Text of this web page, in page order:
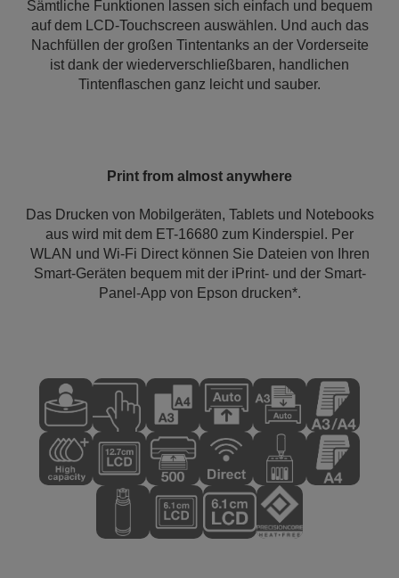
Sämtliche Funktionen lassen sich einfach und bequem
auf dem LCD-Touchscreen auswählen. Und auch das
Nachfüllen der großen Tintentanks an der Vorderseite
ist dank der wiederverschließbaren, handlichen
Tintenflaschen ganz leicht und sauber.
Print from almost anywhere
Das Drucken von Mobilgeräten, Tablets und Notebooks
aus wird mit dem ET-16680 zum Kinderspiel. Per
WLAN und Wi-Fi Direct können Sie Dateien von Ihren
Smart-Geräten bequem mit der iPrint- und der Smart-
Panel-App von Epson drucken*.